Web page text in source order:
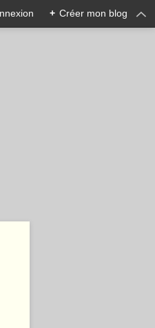
+ Créer mon blog